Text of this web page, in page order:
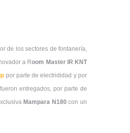
de los sectores de fontanería,
a Room Master IR KNT
por parte de electrididad y por
entregados, por parte de
Mampara N180 con un